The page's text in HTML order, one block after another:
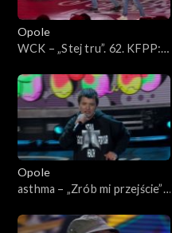
Opole
WCK – „Stej tru”. 62. KFPP:
podwórko”
Opole
asthma – „Zrób mi przejście”.
Jedno podwórko”